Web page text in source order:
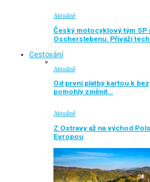
Aktuálně
Český motocyklový tým SP
Oscherslebenu. Přiváží
Cestování
Aktuálně
Od první platby kartou k
pomohly změnit…
Aktuálně
Z Ostravy až na východ
Evropou